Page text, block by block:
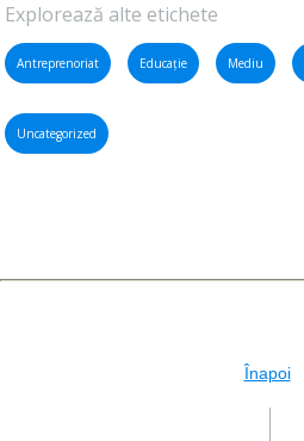
Explorează alte etichete
Antreprenoriat Educație Mediu
Uncategorized
Înapoi